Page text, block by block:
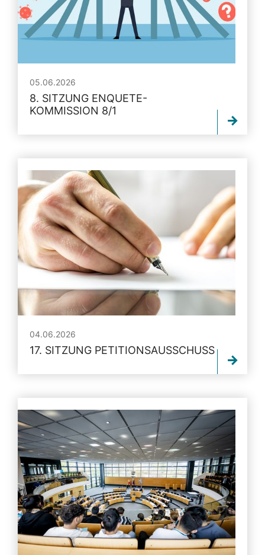
05.06.2026
8. SITZUNG ENQUETE-
KOMMISSION 8/1
04.06.2026
17. SITZUNG PETITIONSAUSSCHUSS